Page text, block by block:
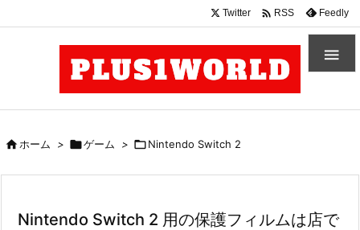

Twitter  RSS Feedly
ホーム > ゲーム > Nintendo Switch 2
Nintendo Switch 2 用の保護フィルムは店で